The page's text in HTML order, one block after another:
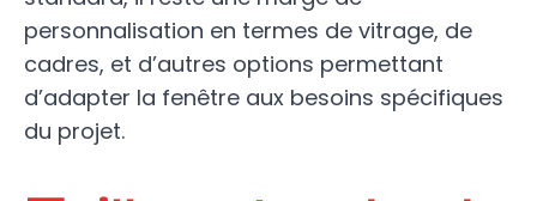
personnalisation en termes de vitrage, de
cadres, et d’autres options permettant
d’adapter la fenêtre aux besoins spécifiques
du projet.